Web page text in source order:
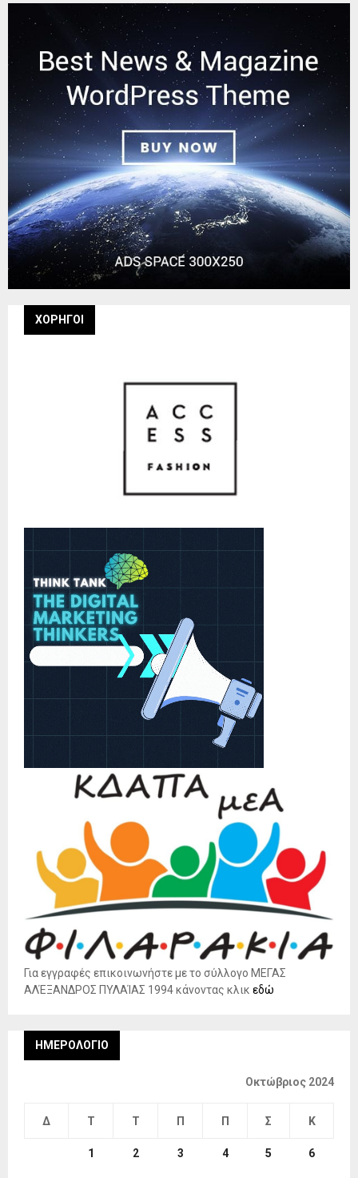
ΧΟΡΗΓΟΙ
Για εγγραφές επικοινωνήστε με το σύλλογο ΜΕΓΑΣ
ΑΛΈΞΑΝΔΡΟΣ ΠΥΛΑΊΑΣ 1994 κάνοντας κλικ εδώ
ΗΜΕΡΟΛΌΓΙΟ
Οκτώβριος 2024
Δ Τ Τ Π Π Σ Κ
1 2 3 4 5 6